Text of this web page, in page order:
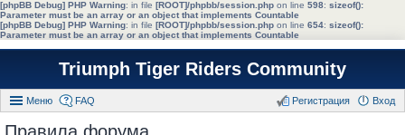
[phpBB Debug] PHP Warning: in file [ROOT]/phpbb/session.php on line 598: sizeof():
Parameter must be an array or an object that implements Countable
[phpBB Debug] PHP Warning: in file [ROOT]/phpbb/session.php on line 654: sizeof():
Parameter must be an array or an object that implements Countable
Triumph Tiger Riders Community
Меню FAQ Вход
Регистрация